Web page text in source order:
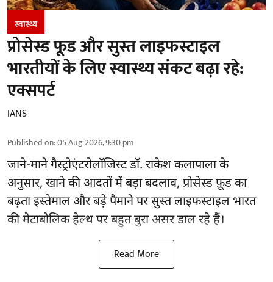
स्वास्थ्य
प्रोसेस्ड फूड और सुस्त लाइफस्टाइल
भारतीयों के लिए स्वास्थ्य संकट बढ़ा रहे:
एक्सपर्ट
IANS
Published on:05 Aug 2026, 9:30 pm
जाने-माने गैस्ट्रोएंटरोलॉजिस्ट डॉ. राकेश कलापाला के
अनुसार, खाने की आदतोंमें बड़ा बदलाव, प्रोसेस्ड फ़ूड का
बढ़ता इस्तेमाल और बड़े पैमाने पर सुस्त लाइफस्टाइल भारत
की मेटाबोलिक हेल्थ पर बहुत बुरा असर डाल रहे हैं।
Read More